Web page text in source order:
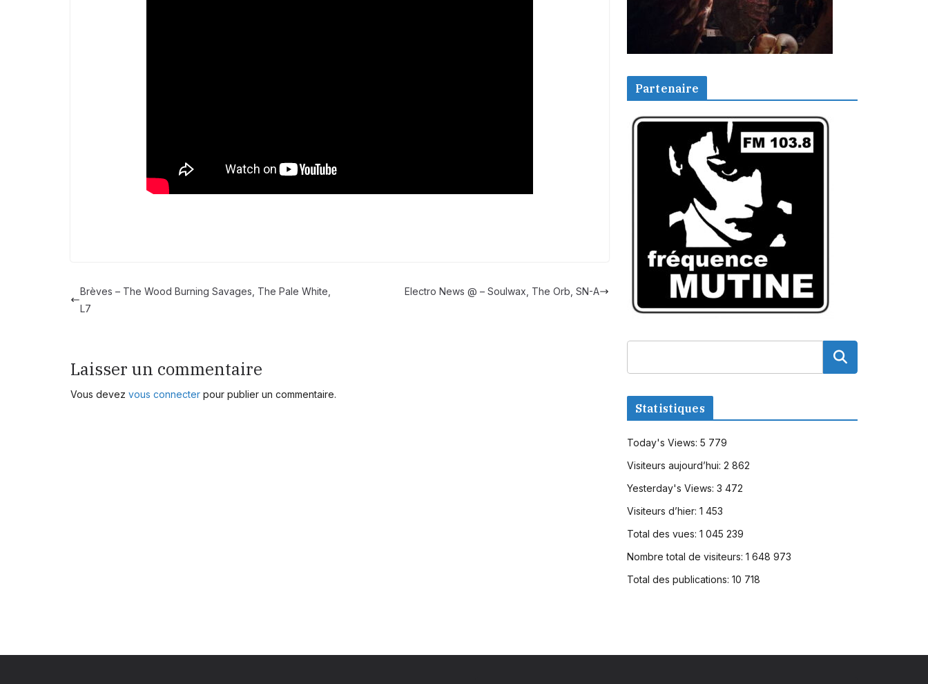
Brèves – The Wood Burning Savages, The Pale White,
L7
Electro News @ – Soulwax, The Orb, SN-A
Laisser un commentaire
Vous devez vous connecter pour publier un commentaire.
Partenaire
Statistiques
Today's Views: 5 779
Visiteurs aujourd’hui: 2 862
Yesterday's Views: 3 472
Visiteurs d’hier: 1 453
Total des vues: 1 045 239
Nombre total de visiteurs: 1 648 973
Total des publications: 10 718